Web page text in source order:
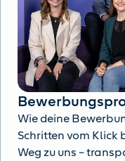
Wie deine
Schritten vom Klick
Weg zu uns –